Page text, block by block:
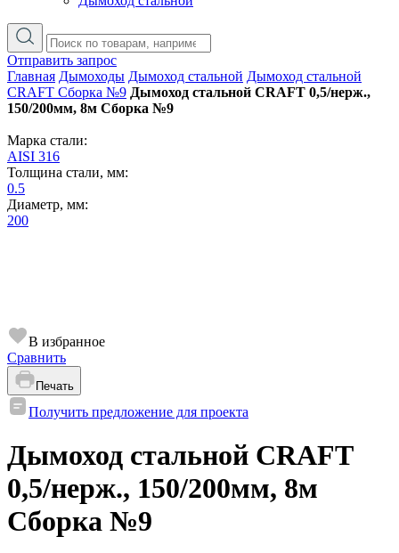
Отправить запрос
Главная Дымоходы Дымоход стальной Дымоход стальной
CRAFT Сборка №9 Дымоход стальной CRAFT 0,5/нерж.,
150/200мм, 8м Сборка №9
Марка стали:
AISI 316
Толщина стали, мм:
0.5
Диаметр, мм:
200
В избранное
Сравнить
Печать
Получить предложение для проекта
Дымоход стальной CRAFT
0,5/нерж., 150/200мм, 8м
Сборка №9